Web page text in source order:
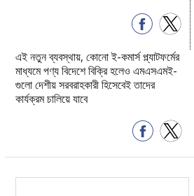
এই নতুন ব্যবস্থায়, কোনো ই-কমার্স প্ল্যাটফর্মের
মাধ্যমে পণ্য বিদেশে বিক্রি হলেও এমএসএমই-
গুলো দেশীয় সরবরাহকারী হিসেবেই তাদের
কার্যক্রম চালিয়ে যাবে